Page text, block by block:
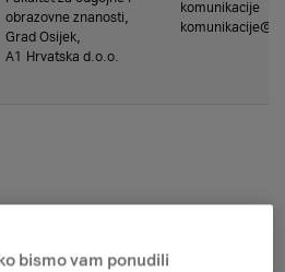
obrazovne znanosti,
Grad Osijek,
A1 Hrvatska d.o.o.
komunikacije
bismo vam ponudili